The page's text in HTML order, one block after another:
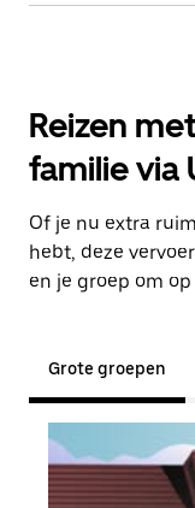
Reizen
familie via
Of je nu extra
hebt, deze
en je groep om
Grote groepen